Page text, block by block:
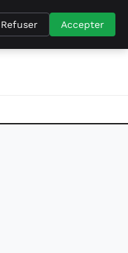
Refuser Accepter